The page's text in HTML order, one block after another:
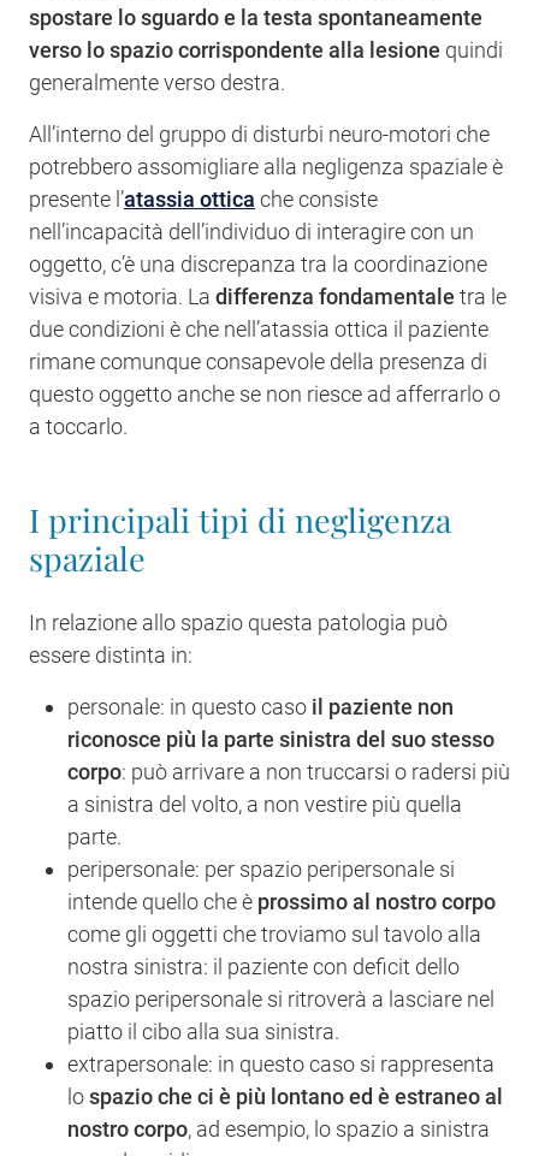
spostare lo sguardo e la testa spontaneamente
verso lo spazio corrispondente alla lesione quindi
generalmente verso destra.
All’interno del gruppo di disturbi neuro-motori che
potrebbero assomigliare alla negligenza spaziale è
presente l’atassia ottica che consiste
nell’incapacità dell’individuo di interagire con un
oggetto, c’è una discrepanza tra la coordinazione
visiva e motoria. La differenza fondamentale tra le
due condizioni è che nell’atassia ottica il paziente
rimane comunque consapevole della presenza di
questo oggetto anche se non riesce ad afferrarlo o
a toccarlo.
I principali tipi di negligenza
spaziale
In relazione allo spazio questa patologia può
essere distinta in:
personale: in questo caso il paziente non
riconosce più la parte sinistra del suo stesso
corpo: può arrivare a non truccarsi o radersi più
a sinistra del volto, a non vestire più quella
parte.
peripersonale: per spazio peripersonale si
intende quello che è prossimo al nostro corpo
come gli oggetti che troviamo sul tavolo alla
nostra sinistra: il paziente con deficit dello
spazio peripersonale si ritroverà a lasciare nel
piatto il cibo alla sua sinistra.
extrapersonale: in questo caso si rappresenta
lospazio che ci è più lontano ed è estraneo al
nostro corpo, ad esempio, lo spazio a sinistra